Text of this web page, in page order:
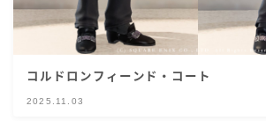
コルドロンフィーンド・コート
2025.11.03